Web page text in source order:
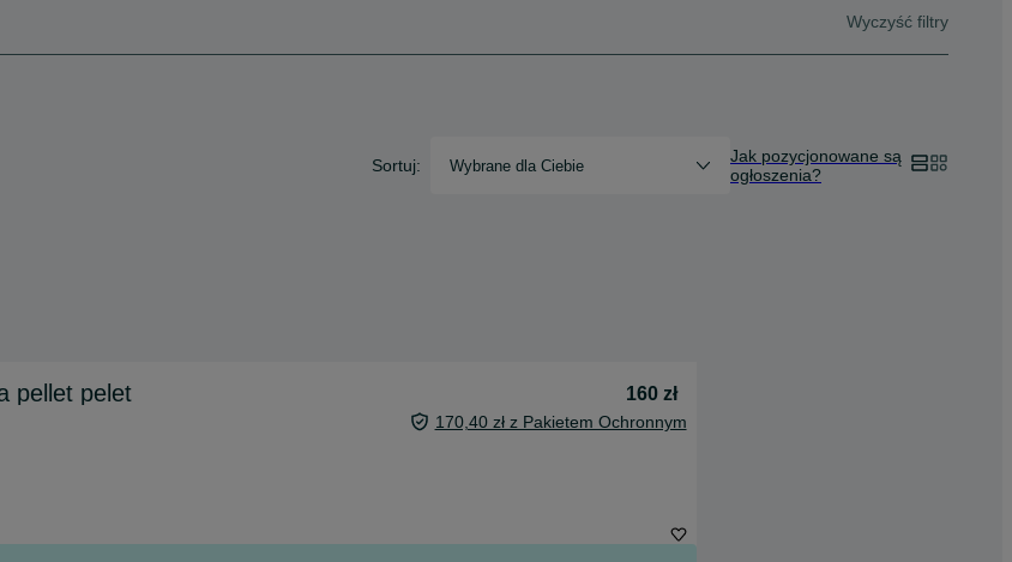
Wyczyść filtry
Sortuj: Wybrane dla Ciebie
Jak pozycjonowane są
ogłoszenia?
pellet pelet
160 zł
170,40 zł z Pakietem Ochronnym